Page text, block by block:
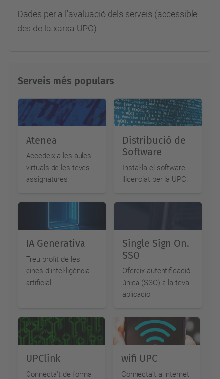
Dades per a l'avaluació dels serveis (accessible
des de la xarxa UPC)
Serveis més populars
Atenea
Accedeix a les aules
virtuals de les teves
assignatures
Distribució de
Software
Instal·la el software
llicenciat per la UPC.
IA Generativa
Treu profit de les
eines d'intel·ligència
artificial
Single Sign On.
SSO
Ofereix autentificació
única (SSO) a la teva
aplicació
UPClink
Connecta't de forma
wifi UPC
Connecta't a Internet